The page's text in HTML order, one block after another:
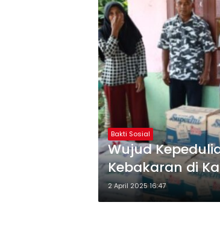
Bakti Sosial
Wujud
Kebakaran di
2 April 2025 16:47